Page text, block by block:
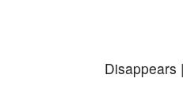
Disappears